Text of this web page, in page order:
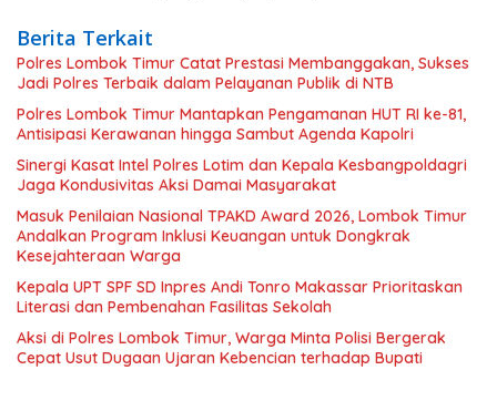
Berita Terkait
Polres Lombok Timur Catat Prestasi Membanggakan, Sukses
Jadi Polres Terbaik dalam Pelayanan Publik di NTB
Polres Lombok Timur Mantapkan Pengamanan HUT RI ke-81,
Antisipasi Kerawanan hingga Sambut Agenda Kapolri
Sinergi Kasat Intel Polres Lotim dan Kepala Kesbangpoldagri
Jaga Kondusivitas Aksi Damai Masyarakat
Masuk Penilaian Nasional TPAKD Award 2026, Lombok Timur
Andalkan Program Inklusi Keuangan untuk Dongkrak
Kesejahteraan Warga
Kepala UPT SPF SD Inpres Andi Tonro Makassar Prioritaskan
Literasi dan Pembenahan Fasilitas Sekolah
Aksi di Polres Lombok Timur, Warga Minta Polisi Bergerak
Cepat Usut Dugaan Ujaran Kebencian terhadap Bupati